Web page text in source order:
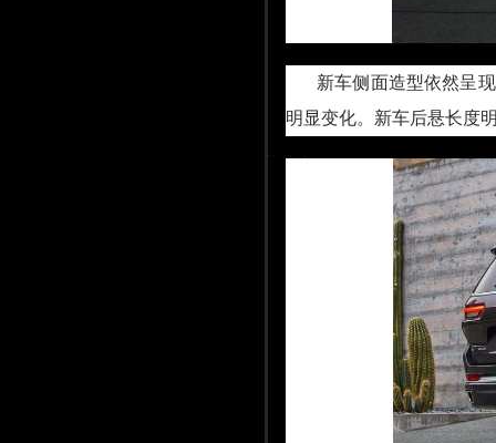
新车侧面造型依然呈
明显变化。新车后悬长度